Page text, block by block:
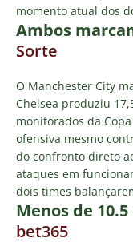
momento atual dos
Ambos
Sorte
O Manchester City
Chelsea produziu
monitorados da
ofensiva mesmo
do confronto direto
ataques em
dois times
Menos de
bet365